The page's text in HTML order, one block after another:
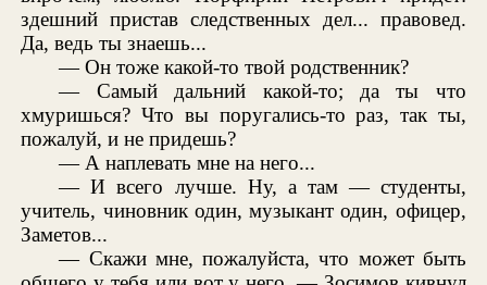
здешний пристав следственных дел... правовед.
Да, ведь ты знаешь...
— Он тоже какой-то твой родственник?
— Самый дальний какой-то; да ты что
хмуришься? Что вы поругались-то раз, так ты,
пожалуй, и не придешь?
— А наплевать мне на него...
— И всего лучше. Ну, а там — студенты,
учитель, чиновник один, музыкант один, офицер,
Заметов...
— Скажи мне, пожалуйста, что может быть